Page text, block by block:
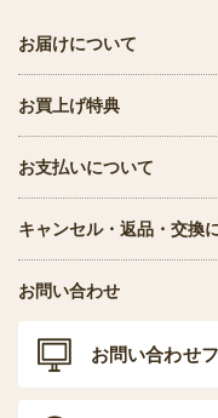
お届けについて
お買上げ特典
お支払いについて
キャンセル・返品・交換
お問い合わせ
お問い合わせ